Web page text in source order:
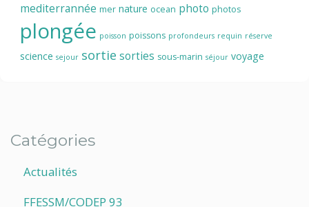
mediterrannée mer nature ocean photo photos
plongée poisson poissons profondeurs requin réserve
science sejour sortie sorties sous-marin séjour voyage
Catégories
Actualités
FFESSM/CODEP 93